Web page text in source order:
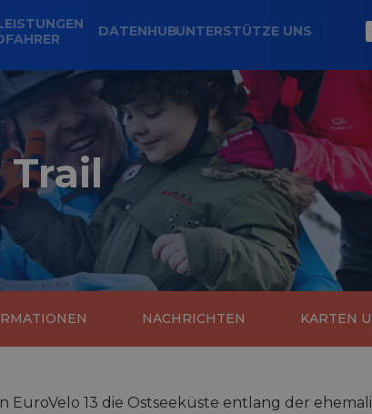
DATENHUBUNTERSTÜTZE UNS
Trail
NACHRICHTEN KARTEN
13 die Ostseeküste entlang der